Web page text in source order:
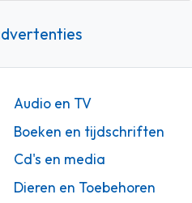
Audio en TV
Boeken en tijdschriften
Cd's en media
Dieren en Toebehoren